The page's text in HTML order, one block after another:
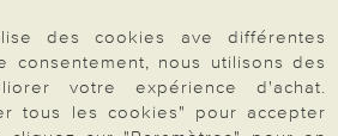
des cookies ave différentes
consentement, nous utilisons des
votre expérience d'achat.
tous les cookies" pour accepter